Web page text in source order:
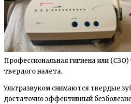
Профессиональная гигиена или (СЗО)
твердого налета.
Ультразвуком снимаются твердые
достаточно эффективный